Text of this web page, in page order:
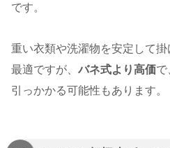
です。
重い衣類や洗濯物を安定して
最適ですが、 バネ式より高価で
引っかかる可能性もあります。